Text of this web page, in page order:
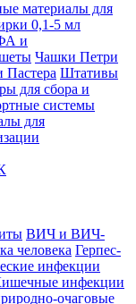
материалы для
0,1-5 мл
и
Чашки Петри
Пастера Штативы
для сбора и
системы
для
ВИЧ и ВИЧ-
человека Герпес-
инфекции
инфекции
очаговые